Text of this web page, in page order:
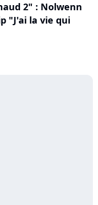
2" : Nolwenn
"J'ai la vie qui